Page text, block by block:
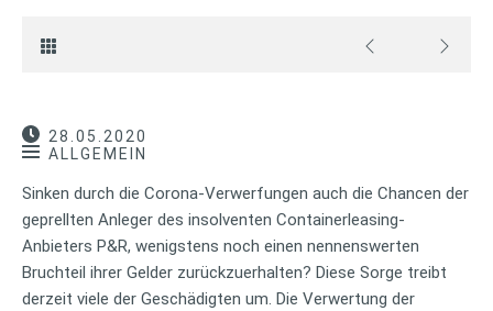
28.05.2020
ALLGEMEIN
Sinken durch die Corona-Verwerfungen auch die Chancen der
geprellten Anleger des insolventen Containerleasing-
Anbieters P&R, wenigstens noch einen nennenswerten
Bruchteil ihrer Gelder zurückzuerhalten? Diese Sorge treibt
derzeit viele der Geschädigten um. Die Verwertung der